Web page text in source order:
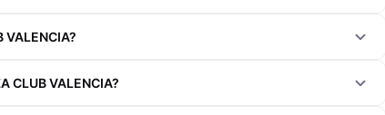
VALENCIA?
CLUB VALENCIA?